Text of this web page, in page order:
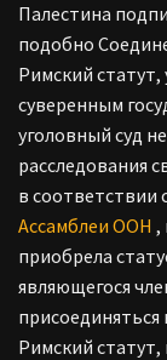
Палестина
подобно
Римский статут,
суверенным
уголовный суд
расследования
в соответствии
Ассамблеи ООН ,
приобрела
являющегося
Римский